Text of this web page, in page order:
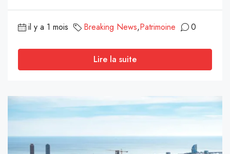
il y a 1 mois Breaking News,Patrimoine 0
Lire la suite